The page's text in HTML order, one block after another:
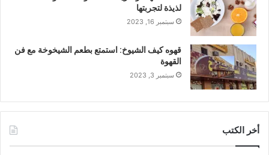
لذيذة لتجربتها
سبتمبر 16, 2023
قهوه كيف الشيوخ: استمتع بطعم الشيخوخة مع فن
القهوة
سبتمبر 3, 2023
أخر الكتب